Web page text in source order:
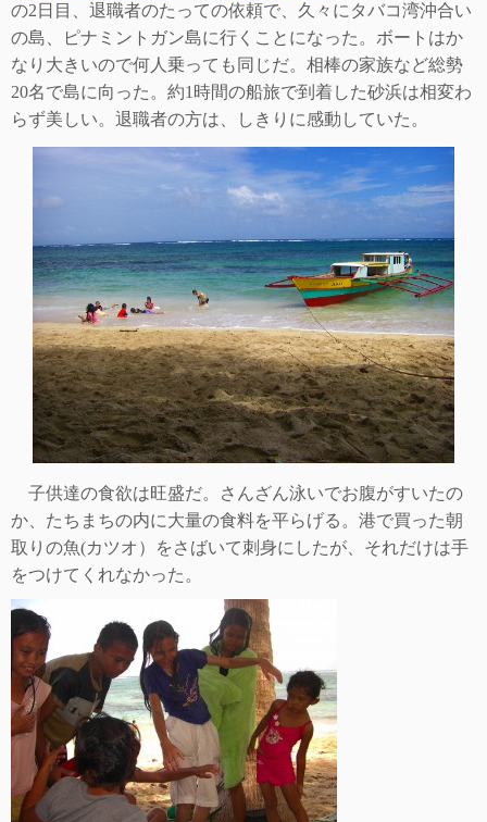
の2 日目、退職者のたっての依頼で、久々にタバコ湾沖合い
の島、ピナミントガン島に行くことになった。ボートはか
なり大きいので何人乗っても同 じだ。相棒の家族など総勢
20名で島に向った。約1 時間の船旅で到着した砂浜は相変わ
らず美しい。退職者の方は、しきりに感動していた。
子供達の食欲は旺盛だ。さんざん泳いでお腹がすいたの
か、たちまちの内に大量の食料を平らげる。港で買った朝
取りの魚(カツオ）をさばいて刺身にしたが、それだけは手
をつけてくれなかった。